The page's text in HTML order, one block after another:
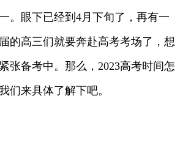
。眼下已经到4月下旬了，再有一
的高三们就要奔赴高考考场了，想
张备考中。那么，2023高考时间怎
们来具体了解下吧。